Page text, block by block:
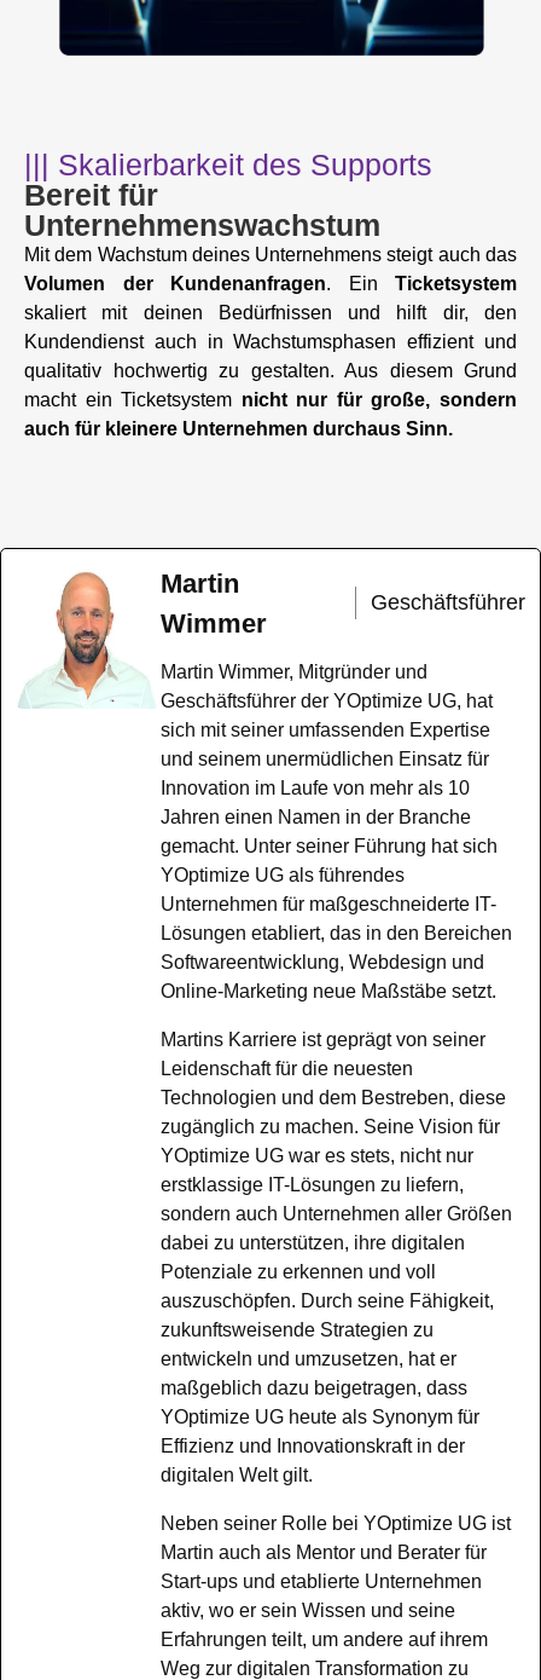
||| Skalierbarkeit des Supports
Bereit für
Unternehmenswachstum
Mit dem Wachstum deines Unternehmens steigt auch das
Volumen der Kundenanfragen. Ein Ticketsystem
skaliert mit deinen Bedürfnissen und hilft dir, den
Kundendienst auch in Wachstumsphasen effizient und
qualitativ hochwertig zu gestalten. Aus diesem Grund
macht ein Ticketsystem nicht nur für große, sondern
auch für kleinere Unternehmen durchaus Sinn.
Martin
Wimmer
Geschäftsführer
Martin Wimmer, Mitgründer und
Geschäftsführer der YOptimize UG, hat
sich mit seiner umfassenden Expertise
und seinem unermüdlichen Einsatz für
Innovation im Laufe von mehr als 10
Jahren einen Namen in der Branche
gemacht. Unter seiner Führung hat sich
YOptimize UG als führendes
Unternehmen für maßgeschneiderte IT-
Lösungen etabliert, das in den Bereichen
Softwareentwicklung, Webdesign und
Online-Marketing neue Maßstäbe setzt.
Martins Karriere ist geprägt von seiner
Leidenschaft für die neuesten
Technologien und dem Bestreben, diese
zugänglich zu machen. Seine Vision für
YOptimize UG war es stets, nicht nur
erstklassige IT-Lösungen zu liefern,
sondern auch Unternehmen aller Größen
dabei zu unterstützen, ihre digitalen
Potenziale zu erkennen und voll
auszuschöpfen. Durch seine Fähigkeit,
zukunftsweisende Strategien zu
entwickeln und umzusetzen, hat er
maßgeblich dazu beigetragen, dass
YOptimize UG heute als Synonym für
Effizienz und Innovationskraft in der
digitalen Welt gilt.
Neben seiner Rolle bei YOptimize UG ist
Martin auch als Mentor und Berater für
Start-ups und etablierte Unternehmen
aktiv, wo er sein Wissen und seine
Erfahrungen teilt, um andere auf ihrem
Weg zur digitalen Transformation zu